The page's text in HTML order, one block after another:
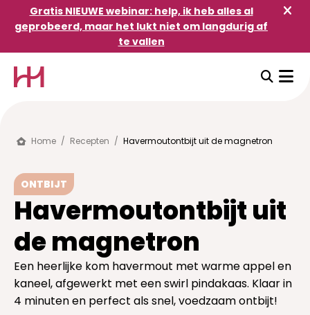
Gratis masterclass:
help! Ik heb alles al
om langdurig af te
Ben je het beu om constant bezig te zijn met
afvallen? Heb je al veel geprobeerd maar kan
je niets volhouden? In deze masterclass krijg je
mijn unieke healthy habits framework bomvol
inzichten. Na deze online masterclass weet jij
wat je moet doen om op lange termijn jouw
gezond gewicht te bereiken. Opgelet: je krijgt
geen quick fixes
Gratis NIEUWE webinar: help, ik heb alles al
geprobeerd, maar het lukt niet om langdurig af
te vallen
Home / Recepten / Havermoutontbijt uit de magnetron
ONTBIJT
Havermoutontbijt uit
de magnetron
Een heerlijke kom havermout met warme appel en
kaneel, afgewerkt met een swirl pindakaas. Klaar in
4 minuten en perfect als snel, voedzaam ontbijt!